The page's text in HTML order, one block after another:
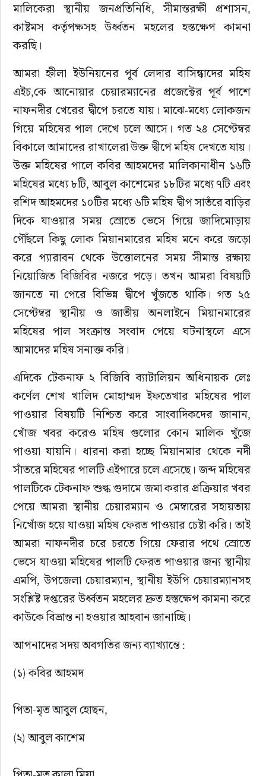
মালিকেরা স্থানীয় জনপ্রতিনিধি, সীমান্তরক্ষী প্রশাসন,
কাষ্টমস কর্তৃপক্ষসহ উর্ধ্বতন মহলের হস্তক্ষেপ কামনা
করছি।
আমরা হ্নীলা ইউনিয়নের পূর্ব লেদার বাসিন্ধাদের মহিষ
এইচ,কে আনোয়ার চেয়ারম্যানের প্রজেক্টের পূর্ব পাশে
নাফনদীর খেরের দ্বীপে চরতে যায়। মাঝে-মধ্যে লোকজন
গিয়ে মহিষের পাল দেখে চলে আসে। গত ২৪ সেপ্টেম্বর
বিকালে আমাদের রাখালেরা উক্ত দ্বীপে মহিষ দেখতে যায়।
উক্ত মহিষের পালে কবির আহমদের মালিকানাধীন ১৬টি
মহিষের মধ্যে ৮টি, আবুল কাশেমের ১৮টির মধ্যে ৭টি এবং
রশিদ আহমদের ১০টির মধ্যে ৬টি মহিষ দ্বীপ সাতঁরে বাড়ির
দিকে যাওয়ার সময় স্রোতে ভেসে গিয়ে জাদিমোড়ায়
পৌঁছলে কিছু লোক মিয়ানমারের মহিষ মনে করে জড়ো
করে প্যারাবন থেকে উত্তোলনের সময় সীমান্ত রক্ষায়
নিয়োজিত বিজিবির নজরে পড়ে। তখন আমরা বিষয়টি
জানতে না পেরে বিভিন্ন দ্বীপে খুঁজতে থাকি। গত ২৫
সেপ্টেম্বর স্থানীয় ও জাতীয় অনলাইনে মিয়ানমারের
মহিষের পাল সংক্রান্ত সংবাদ পেয়ে ঘটনাস্থলে এসে
আমাদের মহিষ সনাক্ত করি।
এদিকে টেকনাফ ২ বিজিবি ব্যাটালিয়ন অধিনায়ক লেঃ
কর্ণেল শেখ খালিদ মোহাম্মদ ইফতেখার মহিষের পাল
পাওয়ার বিষয়টি নিশ্চিত করে সাংবাদিকদের জানান,
খোঁজ খবর করেও মহিষ গুলোর কোন মালিক খুঁজে
পাওয়া যায়নি। ধারনা করা হচ্ছে মিয়ানমার থেকে নদী
সাঁতরে মহিষের পালটি এইপারে চলে এসেছে। জব্দ মহিষের
পালটিকে টেকনাফ শুল্ক গুদামে জমা করার প্রক্রিয়ার খবর
পেয়ে আমরা স্থানীয় চেয়ারম্যান ও মেম্বারের সহায়তায়
নিখোঁজ হয়ে যাওয়া মহিষ ফেরত পাওয়ার চেষ্টা করি। তাই
আমরা নাফনদীর চরে চরতে গিয়ে ফেরার পথে স্রোতে
ভেসে যাওয়া মহিষের পালটি ফেরত পাওয়ার জন্য স্থানীয়
এমপি, উপজেলা চেয়ারম্যান, স্থানীয় ইউপি চেয়ারম্যানসহ
সংশ্লিষ্ট দপ্তরের উর্ধ্বতন মহলের দ্রুত হস্তক্ষেপ কামনা করে
কাউকে বিভ্রান্ত না হওয়ার আহবান জানাচ্ছি।
আপনাদের সদয় অবগতির জন্য ব্যাখ্যান্তে :
(১) কবির আহমদ
পিতা-মৃত আবুল হোছন,
(২) আবুল কাশেম